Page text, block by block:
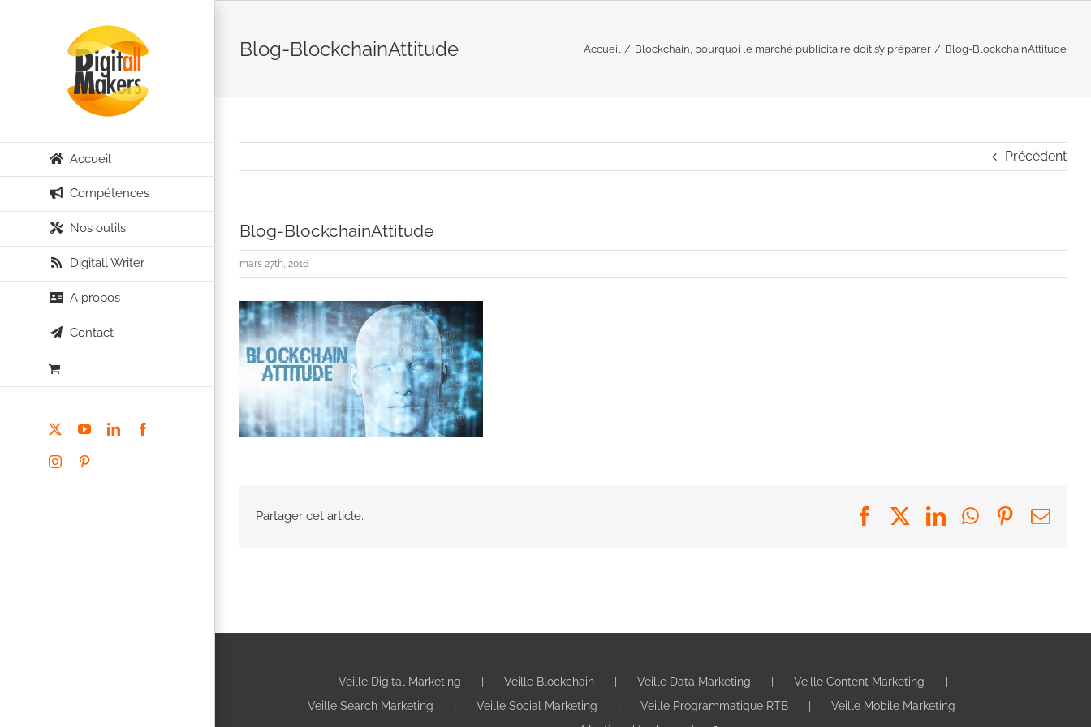
Accueil
Compétences
Nos outils
Digitall Writer
A propos
Contact
YouTubeLinkedIn
Instagram
Blog-BlockchainAttitude Accueil Blockchain, pourquoi le marché publicitaire doit s’y préparer Blog-BlockchainAttitude
Précédent
Blog-BlockchainAttitude
mars 27th, 2016
Partager cet article. FacebookLinkedInWhatsApp
Pinterest
Veille Digital Marketing Veille Blockchain Veille Data Marketing
Veille Content Marketing
Veille Search Marketing
Veille Social Marketing Veille Programmatique RTB
Veille Mobile Marketing